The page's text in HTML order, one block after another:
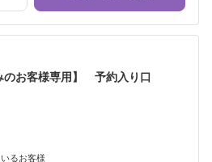
のお客様専用】 予約入り口
るお客様